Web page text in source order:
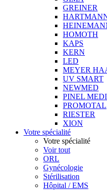
GREINER
HOMOTH
KAPS
KERN
LED
MEYER
UV SMART
NEWMED
PINEL
PROMOTAL
RIESTER
XION
Votre spécialité
Votre spécialité
Voir tout
ORL
Gynécologie
Stérilisation
Hôpital / EMS